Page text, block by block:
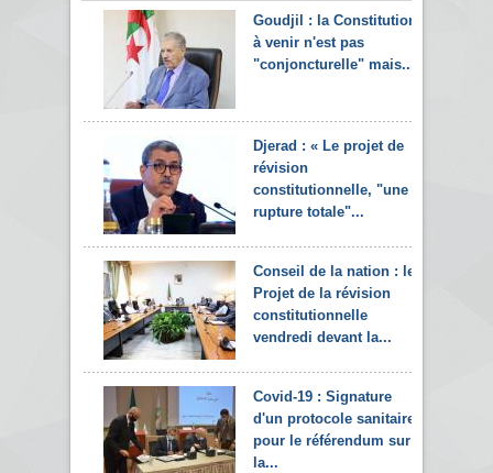
Goudjil : la Constitution
à venir n'est pas
"conjoncturelle" mais...
Djerad : « Le projet de
révision
constitutionnelle, "une
rupture totale"...
Conseil de la nation : le
Projet de la révision
constitutionnelle
vendredi devant la...
Covid-19 : Signature
d'un protocole sanitaire
pour le référendum sur
la...